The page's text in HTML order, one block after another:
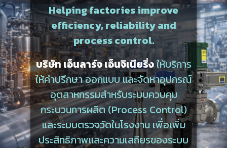
Helping factories improve
efficiency, reliability and
process control.
บริษัท เอ็นลาร์จ เอ็นจิเนียริ่งให้บริการ
ให้คำปรึกษา ออกแบบ และจัดหาอุปกรณ์
อุตสาหกรรมสำหรับระบบควบคุม
กระบวนการผลิต (Process Control)
และระบบตรวจวัดในโรงงาน เพื่อเพิ่ม
ประสิทธิภาพและความเสถียรของระบบ